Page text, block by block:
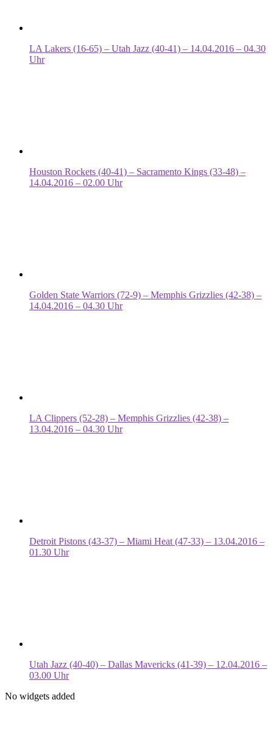
LA Lakers (16-65) – Utah Jazz (40-41) – 14.04.2016 – 04.30
Uhr
Houston Rockets (40-41) – Sacramento Kings (33-48) –
14.04.2016 – 02.00 Uhr
Golden State Warriors (72-9) – Memphis Grizzlies (42-38) –
14.04.2016 – 04.30 Uhr
LA Clippers (52-28) – Memphis Grizzlies (42-38) –
13.04.2016 – 04.30 Uhr
Detroit Pistons (43-37) – Miami Heat (47-33) – 13.04.2016 –
01.30 Uhr
Utah Jazz (40-40) – Dallas Mavericks (41-39) – 12.04.2016 –
03.00 Uhr
No widgets added